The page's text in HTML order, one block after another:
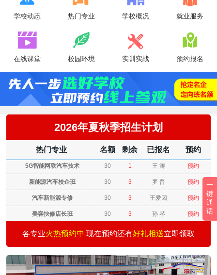
学校动态 热门专业 学校概况 就业服务

在线课堂

校园环境

实训实战

预约报名
2026年夏秋季招生计划
热门专业 名额 剩余 已报名 预约
5G智能网联汽车技术 30 1 王 涛 预约
新能源汽车校企班 30 3 罗 晋 预约
汽车新能源专修 30 3 王爱因 预约
美容快修店长班 30 3 孙 琴 预约
汽车快修快保创业 30 3 何志刚 预约
汽车涂装技术班 30 1 王景仰 预约
二手车评估师 15 3 魏志伟 预约
各专业火热预约中 现在预约还有好礼相送立即领取
一
键
通
话